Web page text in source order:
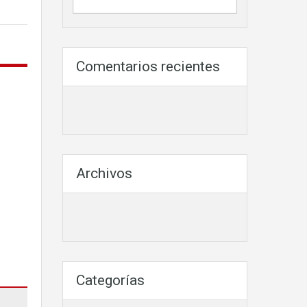
Comentarios recientes
Archivos
Categorías